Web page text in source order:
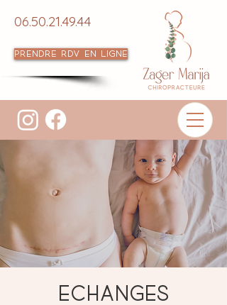
06.50.21.49.44
Prendre RDV en ligne
Echanges